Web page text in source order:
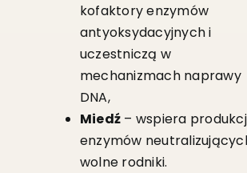
kofaktory enzymów
antyoksydacyjnych i
uczestniczą w
mechanizmach naprawy
DNA,
Miedź – wspiera
enzymów
wolne rodniki.